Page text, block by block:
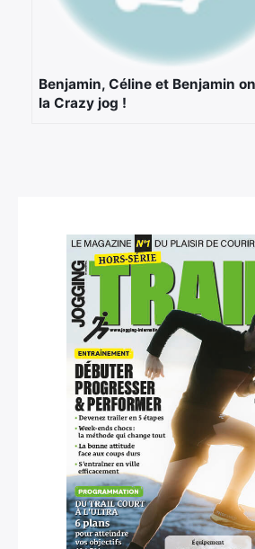
Benjamin, Céline et Benjamin
la Crazy jog !